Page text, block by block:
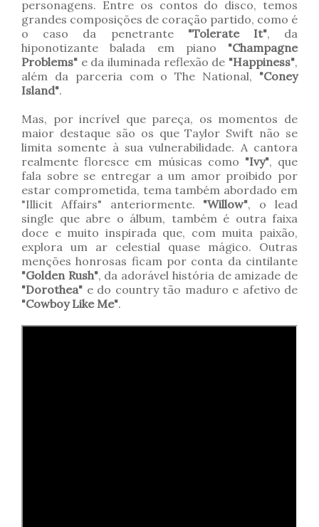
personagens. Entre os contos do disco, temos
grandes composições de coração partido, como é
o caso da penetrante "Tolerate It", da
hiponotizante balada em piano "Champagne
Problems" e da iluminada reflexão de "Happiness",
além da parceria com o The National, "Coney
Island".
Mas, por incrível que pareça, os momentos de
maior destaque são os que Taylor Swift não se
limita somente à sua vulnerabilidade. A cantora
realmente floresce em músicas como "Ivy", que
fala sobre se entregar a um amor proibido por
estar comprometida, tema também abordado em
"Illicit Affairs" anteriormente. "Willow", o lead
single que abre o álbum, também é outra faixa
doce e muito inspirada que, com muita paixão,
explora um ar celestial quase mágico. Outras
menções honrosas ficam por conta da cintilante
"Golden Rush", da adorável história de amizade de
"Dorothea" e do country tão maduro e afetivo de
"Cowboy Like Me".